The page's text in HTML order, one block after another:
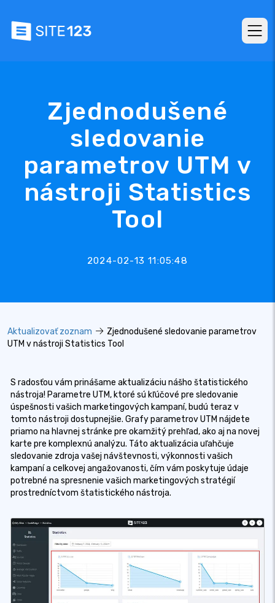
Zjednodušené
sledovanie
parametrov UTM v
nástroji Statistics
Tool
2024-02-13 11:05:48
Aktualizovať zoznam
Zjednodušené sledovanie parametrov
UTM v nástroji Statistics Tool
S radosťou vám prinášame aktualizáciu nášho štatistického
nástroja! Parametre UTM, ktoré sú kľúčové pre sledovanie
úspešnosti vašich marketingových kampaní, budú teraz v
tomto nástroji dostupnejšie. Grafy parametrov UTM nájdete
priamo na hlavnej stránke pre okamžitý prehľad, ako aj na novej
karte pre komplexnú analýzu. Táto aktualizácia uľahčuje
sledovanie zdroja vašej návštevnosti, výkonnosti vašich
kampaní a celkovej angažovanosti, čím vám poskytuje údaje
potrebné na spresnenie vašich marketingových stratégií
prostredníctvom štatistického nástroja.